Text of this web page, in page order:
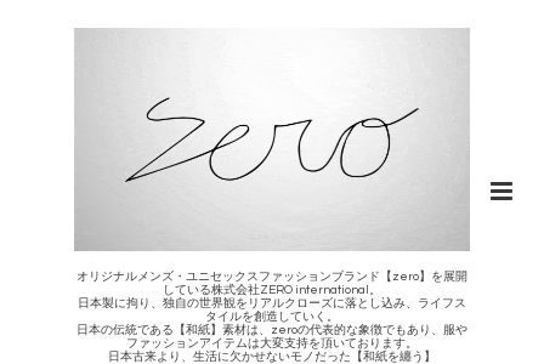
オリジナルメンズ・ユニセックスファッションブランド【zero】を展開
している株式会社ZERO international。
日本製に拘り、独自の世界観をリアルクローズに落とし込み、ライフス
タイルを創造していく。
日本の伝統である【和紙】素材は、zeroの代表的な象徴でもあり、服や
ファッションアイテムは大変支持を頂いております。
日本古来より、生活に欠かせないモノだった【和紙を纏う】